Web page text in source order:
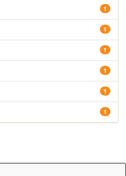
1
1
1
1
1
1